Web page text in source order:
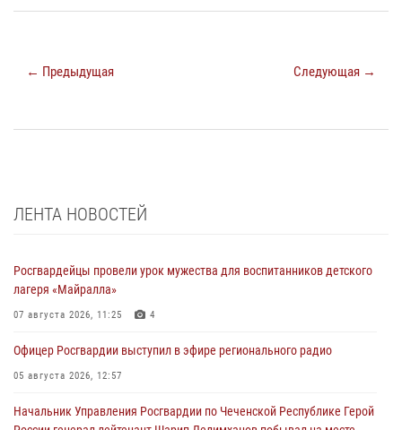
← Предыдущая Следующая →
ЛЕНТА НОВОСТЕЙ
Росгвардейцы провели урок мужества для воспитанников детского
лагеря «Майралла»
07 августа 2026, 11:25 4
Офицер Росгвардии выступил в эфире регионального радио
05 августа 2026, 12:57
Начальник Управления Росгвардии по Чеченской Республике Герой